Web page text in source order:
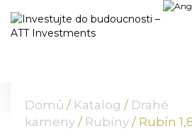
NABÍDKA
KOMODITY
Domů / Katalog / Drahé
kameny / Rubíny / Rubín